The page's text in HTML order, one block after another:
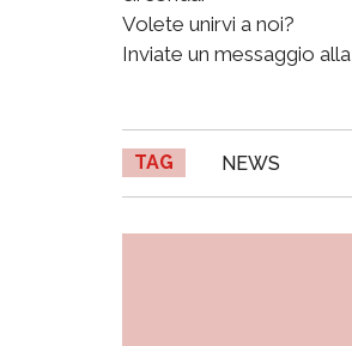
Volete unirvi a noi?
Inviate un messaggio alla
TAG NEWS